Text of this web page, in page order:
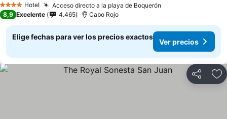
4 EstrellasHotel Acceso directo a la playa de Boquerón
8,9 Excelente 4.465 Cabo Rojo
Elige fechas para ver los precios exactos
Ver precios
Compartir